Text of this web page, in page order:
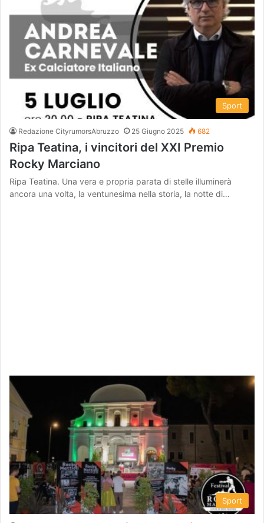
Sport
Redazione CityrumorsAbruzzo 25 Giugno 2025 682
Ripa Teatina, i vincitori del XXI Premio
Rocky Marciano
Ripa Teatina. Una vera e propria parata di stelle illuminerà
ancora una volta, la ventunesima nella storia, la notte di…
Sport